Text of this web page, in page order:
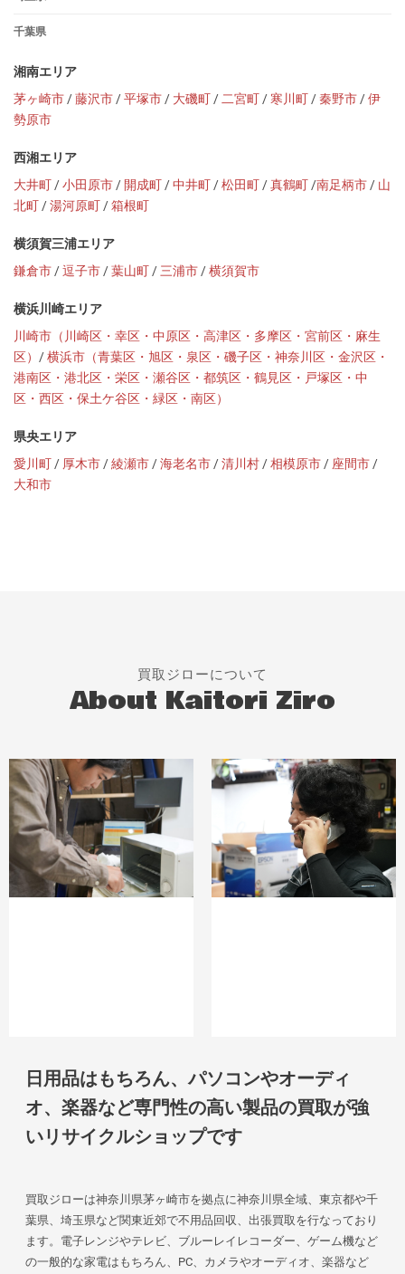
千葉県
湘南エリア
茅ヶ崎市/藤沢市/平塚市/ 大磯町/二宮町/寒川町/秦野市/伊
勢原市
西湘エリア
大井町/小田原市/ 開成町/中井町/松田町/真鶴町/南足柄市/ 山
北町/湯河原町/箱根町
横須賀三浦エリア
鎌倉市/逗子市/葉山町/三浦市/横須賀市
横浜川崎エリア
川崎市（川崎区・幸区・中原区・高津区・多摩区・宮前区・麻生
区） /横浜市（青葉区・旭区・泉区・磯子区・神奈川区・金沢区・
港南区・港北区・栄区・瀬谷区・都筑区・鶴見区・戸塚区・中
区・西区・保土ケ谷区・緑区・南区）
県央エリア
愛川町/ 厚木市/綾瀬市/海老名市/清川村/相模原市/ 座間市/
大和市
買取ジローについて
About Kaitori Ziro
日用品はもちろん、パソコンやオーディ
オ、楽器など専門性の高い製品の買取が強
いリサイクルショップです
買取ジローは神奈川県茅ヶ崎市を拠点に神奈川県全域、東京都や千
葉県、埼玉県など関東近郊で不用品回収、出張買取を行なっており
ます。電子レンジやテレビ、ブルーレイレコーダー、ゲーム機など
の一般的な家電はもちろん、PC、カメラやオーディオ、楽器など